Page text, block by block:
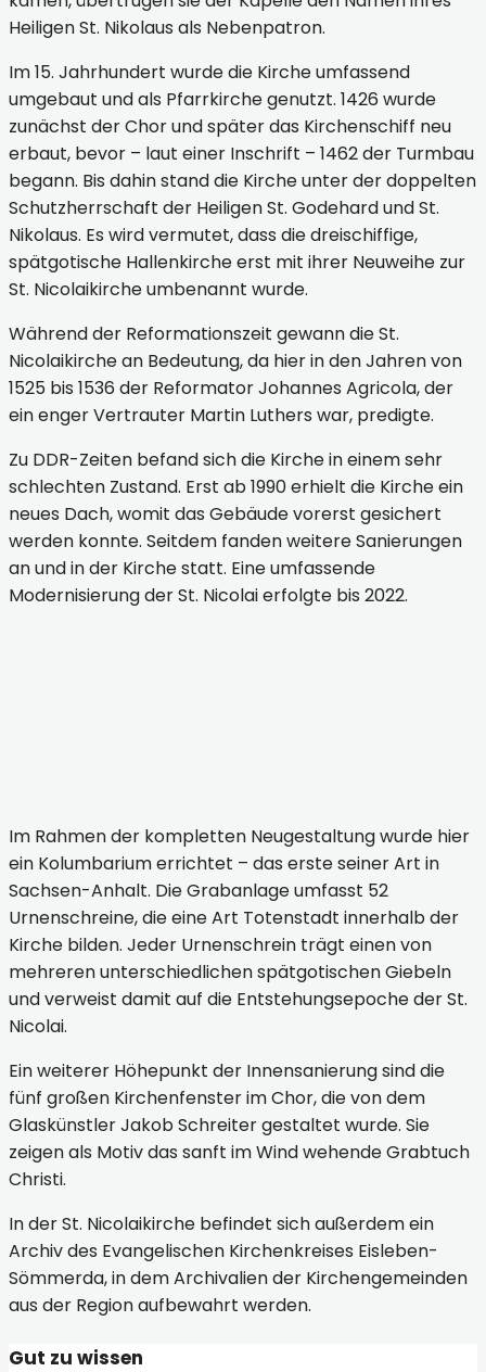
Heiligen St. Nikolaus als Nebenpatron.
Im 15. Jahrhundert wurde die Kirche umfassend
umgebaut und als Pfarrkirche genutzt. 1426 wurde
zunächst der Chor und später das Kirchenschiff neu
erbaut, bevor – laut einer Inschrift – 1462 der Turmbau
begann. Bis dahin stand die Kirche unter der doppelten
Schutzherrschaft der Heiligen St. Godehard und St.
Nikolaus. Es wird vermutet, dass die dreischiffige,
spätgotische Hallenkirche erst mit ihrer Neuweihe zur
St. Nicolaikirche umbenannt wurde.
Während der Reformationszeit gewann die St.
Nicolaikirche an Bedeutung, da hier in den Jahren von
1525 bis 1536 der Reformator Johannes Agricola, der
ein enger Vertrauter Martin Luthers war, predigte.
Zu DDR-Zeiten befand sich die Kirche in einem sehr
schlechten Zustand. Erst ab 1990 erhielt die Kirche ein
neues Dach, womit das Gebäude vorerst gesichert
werden konnte. Seitdem fanden weitere Sanierungen
an und in der Kirche statt. Eine umfassende
Modernisierung der St. Nicolai erfolgte bis 2022.
Im Rahmen der kompletten Neugestaltung wurde hier
ein Kolumbarium errichtet – das erste seiner Art in
Sachsen-Anhalt. Die Grabanlage umfasst 52
Urnenschreine, die eine Art Totenstadt innerhalb der
Kirche bilden. Jeder Urnenschrein trägt einen von
mehreren unterschiedlichen spätgotischen Giebeln
und verweist damit auf die Entstehungsepoche der St.
Nicolai.
Ein weiterer Höhepunkt der Innensanierung sind die
fünf großen Kirchenfenster im Chor, die von dem
Glaskünstler Jakob Schreiter gestaltet wurde. Sie
zeigen als Motiv das sanft im Wind wehende Grabtuch
Christi.
In der St. Nicolaikirche befindet sich außerdem ein
Archiv des Evangelischen Kirchenkreises Eisleben-
Sömmerda, in dem Archivalien der Kirchengemeinden
aus der Region aufbewahrt werden.
Gut zu wissen